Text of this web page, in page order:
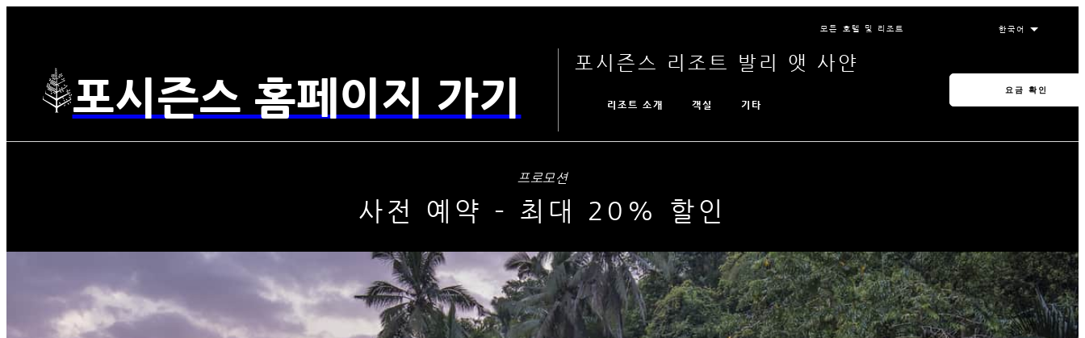
모든 호텔 및 리조트
포시즌스 홈페이지 가기
포시즌스 리조트 발리 앳 사얀
리조트 소개 객실 기타
요금 확인
프로모션
사전 예약 – 최대 20% 할인